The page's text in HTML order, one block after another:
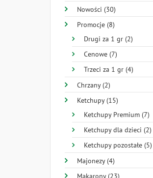
Nowości (30)
Promocje (8)
Drugi za 1 gr (2)
Cenowe (7)
Trzeci za 1 gr (4)
Chrzany (2)
Ketchupy (15)
Ketchupy Premium (7)
Ketchupy dla dzieci (2)
Ketchupy pozostałe (5)
Majonezy (4)
Makarony (23)